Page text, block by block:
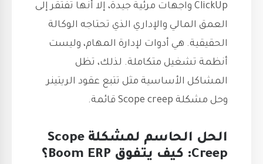
ClickUp واجهات مرئية جيدة، إلا أنها تفتقر إلى
العمق المالي والإداري الذي تحتاجه الوكالة
الحقيقية. هي أدوات لإدارة المهام، وليست
أنظمة تشغيل متكاملة. لذلك، تظل
المشاكل الأساسية مثل تتبع عقود الريتينر
وحل مشكلة Scope creep قائمة.
الحل الحاسم لمشكلة Scope
Creep: كيف يتفوق Boom ERP؟